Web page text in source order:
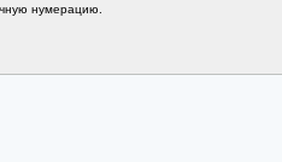
нумерацию.